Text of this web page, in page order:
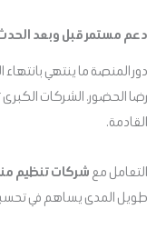
دعم مستمر قبل وبعد
دور المنصة ما ينتهي بانتهاء
رضا الحضور. الشركات
القادمة.
التعامل مع شركات تنظيم
طويل المدى يساهم في